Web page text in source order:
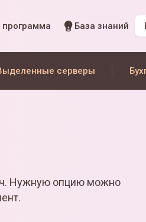
программа База знаний
серверы
Нужную опцию можно